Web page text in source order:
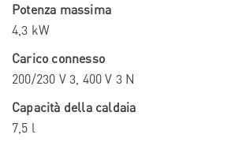
Potenza massima
4,3 kW
Carico connesso
200/230 V 3, 400 V 3 N
Capacità della caldaia
7,5 l